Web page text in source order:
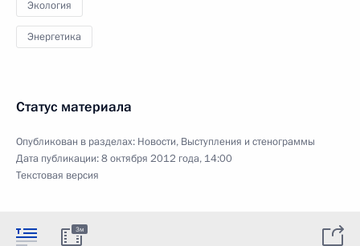
Экология
Энергетика
Статус материала
Опубликован в разделах: Новости, Выступления и стенограммы
Дата публикации:8 октября 2012 года, 14:00
Текстовая версия
3м